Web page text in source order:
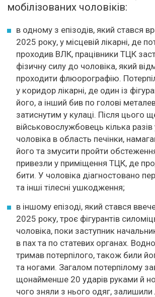
мобілізованих чоловіків:
в одному з епізодів, який стався
2025 року, у місцевій лікарні, де
проходив ВЛК, працівники ТЦК
фізичну силу до чоловіка, який
проходити флюорографію.
у коридор лікарні, де один із
його, а інший бив по голові
затиснутим у кулаці. Після цього
військовослужбовець кілька
чоловіка в область печінки,
його та змусити пройти
привезли у приміщення ТЦК, де
бити. У чоловіка діагностовано
та інші тілесні ушкодження;
в іншому епізоді, який стався
2025 року, троє фігурантів
чоловіка, поки заступник
в пах та по статевих органах.
тримав потерпілого, також били
та ногами. Загалом потерпілому
щонайменше 20 ударів руками й
чого зняли з нього одяг,